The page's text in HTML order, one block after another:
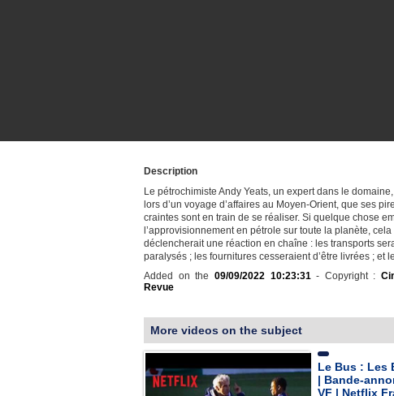
Description
Le pétrochimiste Andy Yeats, un expert dans le
lors d’un voyage d’affaires au Moyen-Orient, que ses
craintes sont en train de se réaliser. Si quelque chose
l’approvisionnement en pétrole sur toute la planète, cela
déclencherait une réaction en chaîne : les transports
paralysés ; les fournitures cesseraient d’être livrées ; et
Added on the 09/09/2022 10:23:31- Copyright :
Revue
More videos on the subject
Le Bus : Les
| Bande-
VF | Netflix